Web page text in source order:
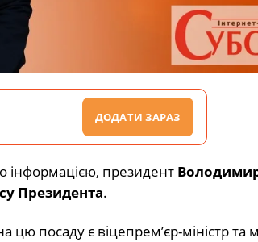
ДОДАТИ ЗАРАЗ
інформацією, президент
Президента.
цю посаду є віцепрем’єр-міністр та